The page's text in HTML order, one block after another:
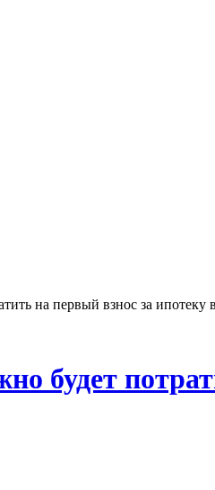
на первый взнос за
будет